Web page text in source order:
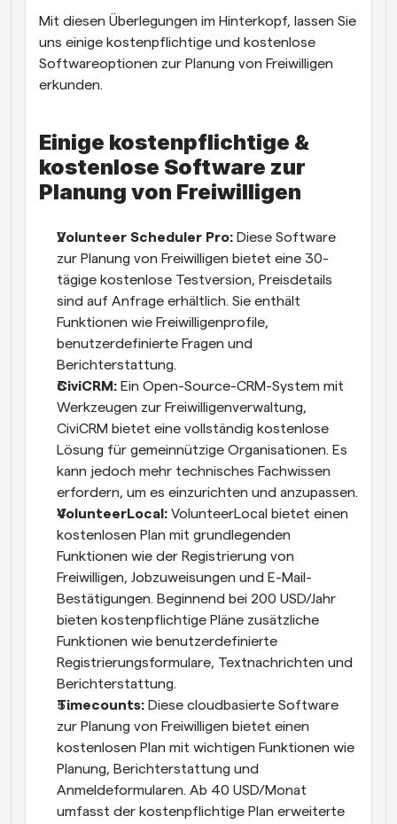
Mit diesen Überlegungen im Hinterkopf, lassen Sie
uns einige kostenpflichtige und kostenlose
Softwareoptionen zur Planung von Freiwilligen
erkunden.
Einige kostenpflichtige &
kostenlose Software zur
Planung von Freiwilligen
Volunteer Scheduler Pro: Diese Software
zur Planung von Freiwilligen bietet eine 30-
tägige kostenlose Testversion, Preisdetails
sind auf Anfrage erhältlich. Sie enthält
Funktionen wie Freiwilligenprofile,
benutzerdefinierte Fragen und
Berichterstattung.
CiviCRM: Ein Open-Source-CRM-System mit
Werkzeugen zur Freiwilligenverwaltung,
CiviCRM bietet eine vollständig kostenlose
Lösung für gemeinnützige Organisationen. Es
kann jedoch mehr technisches Fachwissen
erfordern, um es einzurichten und anzupassen.
VolunteerLocal: VolunteerLocal bietet einen
kostenlosen Plan mit grundlegenden
Funktionen wie der Registrierung von
Freiwilligen, Jobzuweisungen und E-Mail-
Bestätigungen. Beginnend bei 200 USD/Jahr
bieten kostenpflichtige Pläne zusätzliche
Funktionen wie benutzerdefinierte
Registrierungsformulare, Textnachrichten und
Berichterstattung.
Timecounts: Diese cloudbasierte Software
zur Planung von Freiwilligen bietet einen
kostenlosen Plan mit wichtigen Funktionen wie
Planung, Berichterstattung und
Anmeldeformularen. Ab 40 USD/Monat
umfasst der kostenpflichtige Plan erweiterte